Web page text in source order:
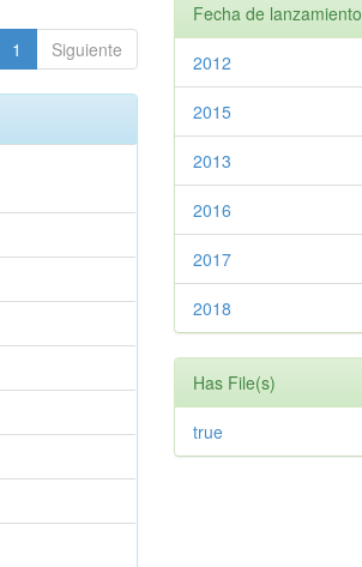
1 Siguiente
Fecha de lanzamiento
2012
2015
2013
2016
2017
2018
Has File(s)
true